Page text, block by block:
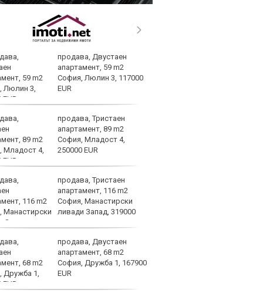
продава, Двустаен
апартамент, 59 m2
София, Люлин 3, 117000
EUR
продава, Тристаен
апартамент, 89 m2
София, Младост 4,
250000 EUR
продава, Тристаен
апартамент, 116 m2
София, Манастирски
ливади Запад, 319000
продава, Двустаен
апартамент, 68 m2
София, Дружба 1, 167900
EUR